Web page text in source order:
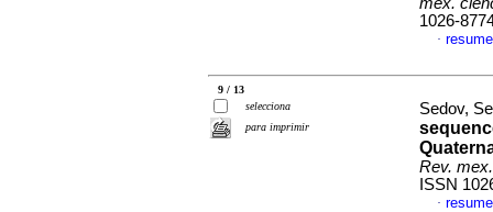
1026-
·
9 / 13
selecciona
para imprimir
Sedov,
Rev.
ISSN
·